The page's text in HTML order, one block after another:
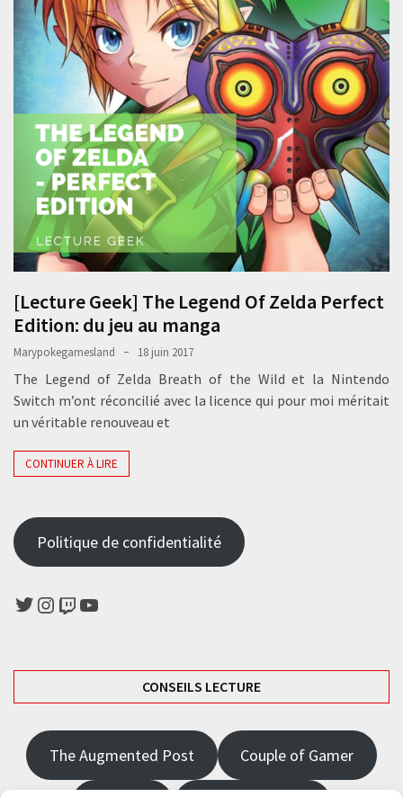
[Lecture Geek] The Legend Of Zelda Perfect
Edition: du jeu au manga
Marypokegamesland 18 juin 2017
The Legend of Zelda Breath of the Wild et la Nintendo
Switch m’ont réconcilié avec la licence qui pour moi méritait
un véritable renouveau et
CONTINUER À LIRE
Politique de confidentialité
Twitter
Instagram
TwitchYouTube
CONSEILS LECTURE
The Augmented Post Couple of Gamer